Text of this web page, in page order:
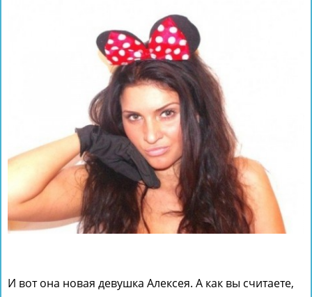
И вот она новая девушка Алексея. А как вы считаете,